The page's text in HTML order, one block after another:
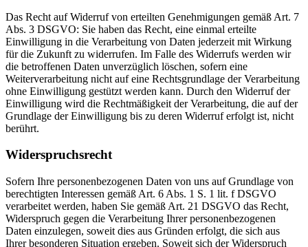
Das Recht auf Widerruf von erteilten Genehmigungen gemäß Art. 7
Abs. 3 DSGVO: Sie haben das Recht, eine einmal erteilte
Einwilligung in die Verarbeitung von Daten jederzeit mit Wirkung
für die Zukunft zu widerrufen. Im Falle des Widerrufs werden wir
die betroffenen Daten unverzüglich löschen, sofern eine
Weiterverarbeitung nicht auf eine Rechtsgrundlage der Verarbeitung
ohne Einwilligung gestützt werden kann. Durch den Widerruf der
Einwilligung wird die Rechtmäßigkeit der Verarbeitung, die auf der
Grundlage der Einwilligung bis zu deren Widerruf erfolgt ist, nicht
berührt.
Widerspruchsrecht
Sofern Ihre personenbezogenen Daten von uns auf Grundlage von
berechtigten Interessen gemäß Art. 6 Abs. 1 S. 1 lit. f DSGVO
verarbeitet werden, haben Sie gemäß Art. 21 DSGVO das Recht,
Widerspruch gegen die Verarbeitung Ihrer personenbezogenen
Daten einzulegen, soweit dies aus Gründen erfolgt, die sich aus
Ihrer besonderen Situation ergeben. Soweit sich der Widerspruch